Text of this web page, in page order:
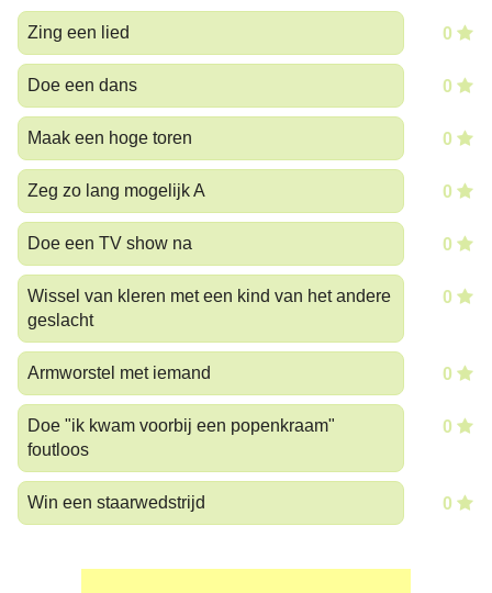
Zing een lied 0
Doe een dans 0
Maak een hoge toren 0
Zeg zo lang mogelijk A 0
Doe een TV show na 0
Wissel van kleren met een kind van het andere
geslacht
0
Armworstel met iemand 0
Doe "ik kwam voorbij een popenkraam"
foutloos
0
Win een staarwedstrijd 0